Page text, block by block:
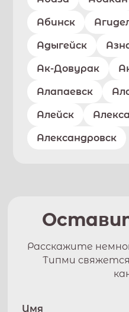
Абинск
Адыгейск
Ак-Довурак
Алапаевск
Алейск
Александровск
Расскажите
Типми
Имя